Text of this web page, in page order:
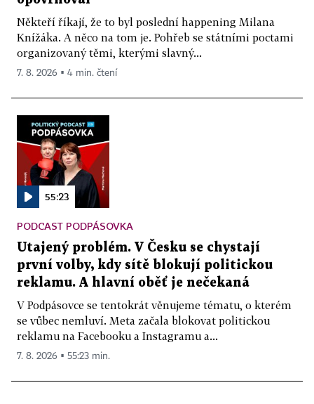
Někteří říkají, že to byl poslední happening Milana
Knížáka. A něco na tom je. Pohřeb se státními poctami
organizovaný těmi, kterými slavný...
7. 8. 2026 ▪ 4 min. čtení
55:23
PODCAST PODPÁSOVKA
Utajený problém. V Česku se chystají
první volby, kdy sítě blokují politickou
reklamu. A hlavní oběť je nečekaná
V Podpásovce se tentokrát věnujeme tématu, o kterém
se vůbec nemluví. Meta začala blokovat politickou
reklamu na Facebooku a Instagramu a...
7. 8. 2026 ▪ 55:23 min.